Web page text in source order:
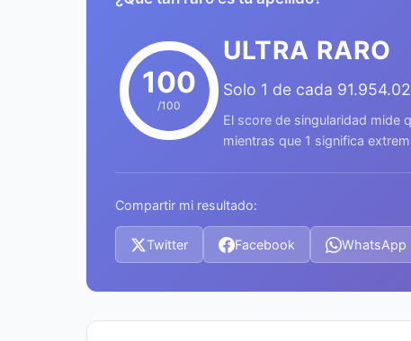
100
/100
ULTRA RARO
Solo 1 de cada
El score de singularidad mide
mientras que 1 significa
Compartir mi resultado:
Twitter Facebook WhatsApp